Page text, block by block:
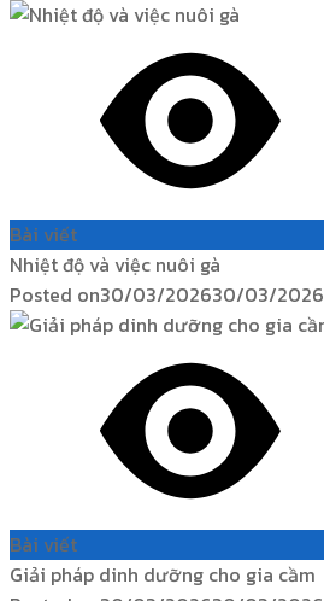
Bài viết
Nhiệt độ và việc nuôi gà
Posted on30/03/202630/03/2026
Bài viết
Giải pháp dinh dưỡng cho gia cầm